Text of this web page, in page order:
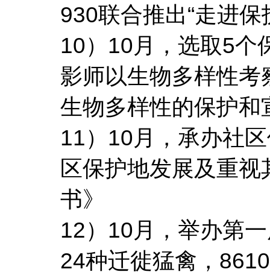
930联合推出“走进
10）10月，选取5个
影师以生物多样性
生物多样性的保护和
11）10月，承办社
区保护地发展及重
书》
12）10月，举办第
24种迁徙猛禽，